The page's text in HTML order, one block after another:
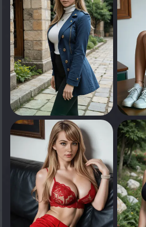
0
Appuyez pour voir